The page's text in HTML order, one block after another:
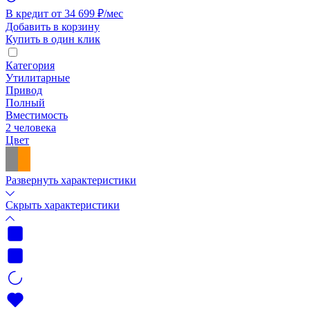
В кредит от 34 699 ₽/мес
Добавить в корзину
Купить в один клик
Категория
Утилитарные
Привод
Полный
Вместимость
2 человека
Цвет
Развернуть характеристики
Скрыть характеристики